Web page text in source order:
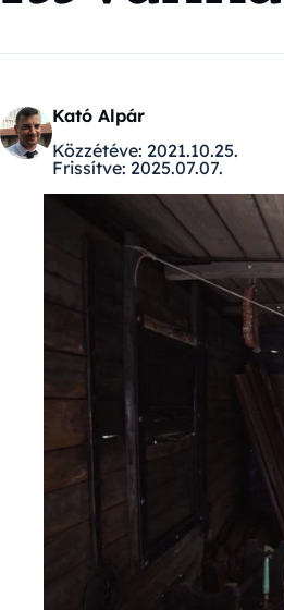
Kató Alpár
Közzétéve: 2021.10.25.
Frissítve: 2025.07.07.